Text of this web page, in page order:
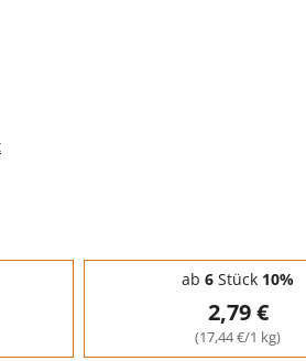
ab 6 Stück 10%
2,79 €
(17,44 €/1 kg)